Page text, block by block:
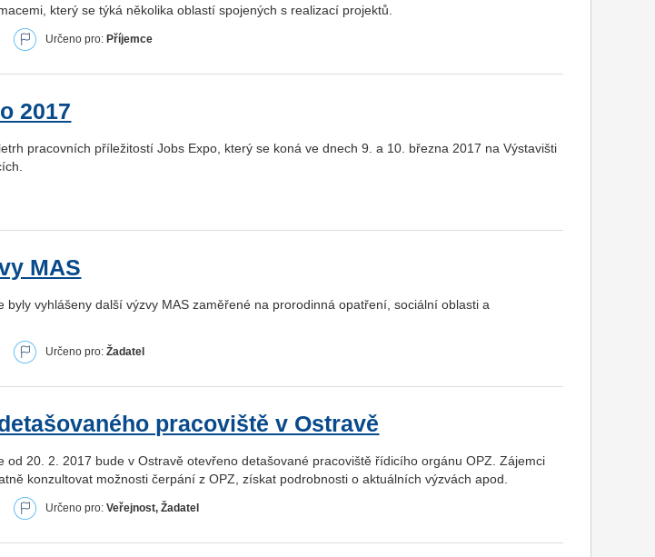
který se týká několika oblastí spojených s realizací projektů.
Určeno pro:Příjemce
2017
pracovních příležitostí Jobs Expo, který se koná ve dnech 9. a 10. března 2017 na Výstavišti
MAS
byly vyhlášeny další výzvy MAS zaměřené na prorodinná opatření, sociální oblasti a
Určeno pro:Žadatel
pracoviště v Ostravě
od 20. 2. 2017 bude v Ostravě otevřeno detašované pracoviště řídicího orgánu OPZ. Zájemci
konzultovat možnosti čerpání z OPZ, získat podrobnosti o aktuálních výzvách apod.
Určeno pro:Veřejnost, Žadatel